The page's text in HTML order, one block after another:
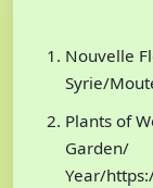
Nouvelle
Syrie/
Plants of
Garden/
Year/